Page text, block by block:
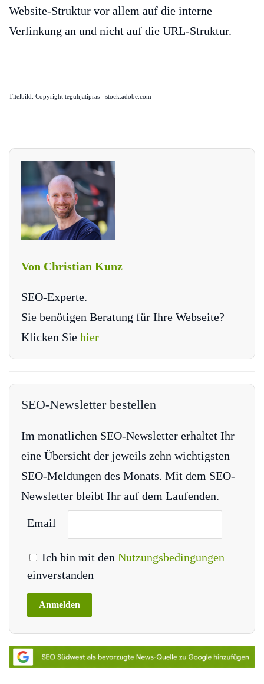
Website-Struktur vor allem auf die interne
Verlinkung an und nicht auf die URL-Struktur.
Titelbild: Copyright teguhjatipras - stock.adobe.com
Von Christian Kunz
SEO-Experte.
Sie benötigen Beratung für Ihre Webseite?
Klicken Sie hier
SEO-Newsletter bestellen
Im monatlichen SEO-Newsletter erhaltet Ihr
eine Übersicht der jeweils zehn wichtigsten
SEO-Meldungen des Monats. Mit dem SEO-
Newsletter bleibt Ihr auf dem Laufenden.
Email
Ich bin mit den Nutzungsbedingungen
einverstanden